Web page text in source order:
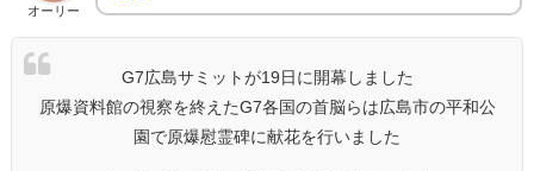
オーリー
G7広島サミットが19日に開幕しました
原爆資料館の視察を終えたG7各国の首脳らは広島市の平和公
園で原爆慰霊碑に献花を行いました